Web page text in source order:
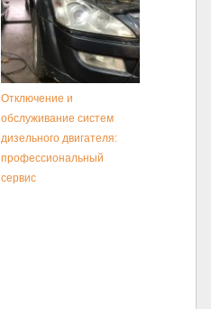
Отключение и
обслуживание систем
дизельного двигателя:
профессиональный
сервис